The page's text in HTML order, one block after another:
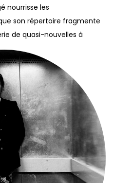
nourrisse les
son répertoire fragmente
de quasi-nouvelles à